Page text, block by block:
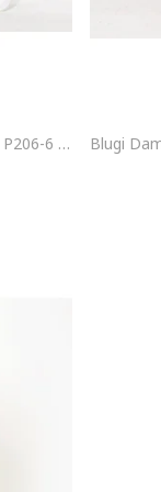
Blugi scurti cu capse decorative P206-6 M7, Albastru deschis 20184, Albastru deschis